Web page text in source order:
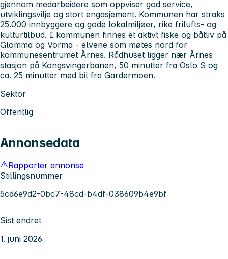
gjennom medarbeidere som oppviser god service,
utviklingsvilje og stort engasjement. Kommunen har straks
25.000 innbyggere og gode lokalmiljøer, rike frilufts- og
kulturtilbud. I kommunen finnes et aktivt fiske og båtliv på
Glomma og Vorma - elvene som møtes nord for
kommunesentrumet Årnes. Rådhuset ligger nær Årnes
stasjon på Kongsvingerbanen, 50 minutter fra Oslo S og
ca. 25 minutter med bil fra Gardermoen.
Sektor
Offentlig
Annonsedata
Rapporter annonse
Stillingsnummer
5cd6e9d2-0bc7-48cd-b4df-038609b4e9bf
Sist endret
1. juni 2026